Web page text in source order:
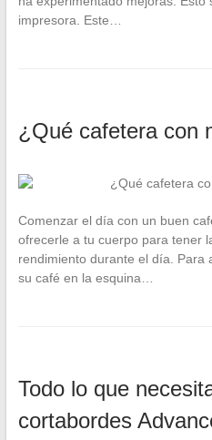
impresora. Este…
¿Qué cafetera con
Comenzar el día con un buen
ofrecerle a tu cuerpo para tener
rendimiento durante el día. Para
su café en la esquina…
Todo lo que
cortabordes